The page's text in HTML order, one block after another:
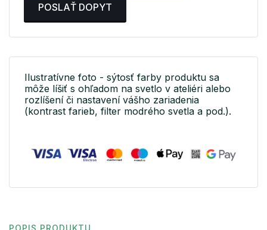
POSLAŤ DOPYT
Ilustratívne foto - sýtosť farby produktu sa
môže líšiť s ohľadom na svetlo v ateliéri alebo
rozlíšení či nastavení vášho zariadenia
(kontrast farieb, filter modrého svetla a pod.).
POPIS PRODUKTU